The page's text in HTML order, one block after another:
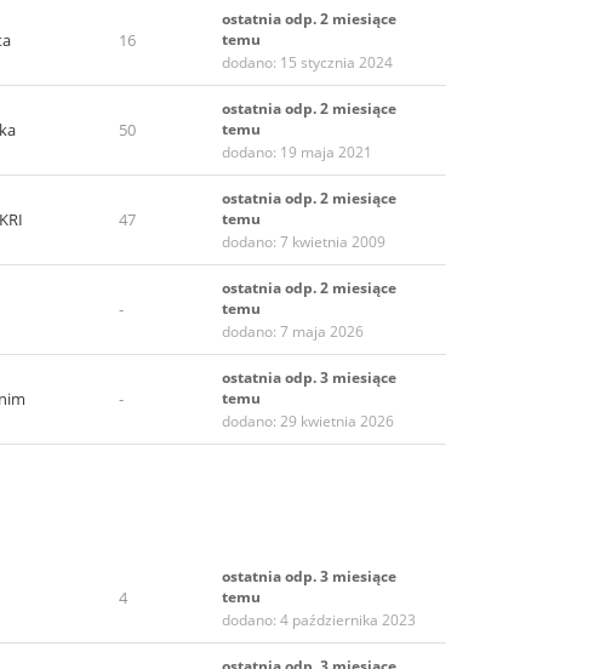
16
ostatnia odp. 2 miesiące
temu
dodano: 15 stycznia 2024
50
ostatnia odp. 2 miesiące
temu
dodano: 19 maja 2021
47
ostatnia odp. 2 miesiące
temu
dodano: 7 kwietnia 2009
-
ostatnia odp. 2 miesiące
temu
dodano: 7 maja 2026
-
ostatnia odp. 3 miesiące
temu
dodano: 29 kwietnia 2026
4
ostatnia odp. 3 miesiące
temu
dodano: 4 października 2023